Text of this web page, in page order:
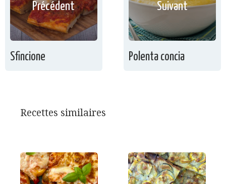
Précédent
Sfincione
Suivant
Polenta concia
Recettes similaires